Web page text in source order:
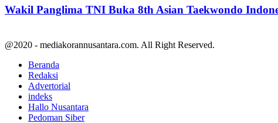
Wakil Panglima TNI Buka 8th Asian Taekwondo
@2020 - mediakorannusantara.com. All Right Reserved.
Beranda
Redaksi
Advertorial
indeks
Hallo Nusantara
Pedoman Siber